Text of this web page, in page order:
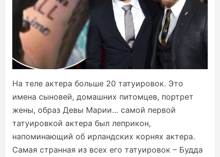
На теле актера больше 20 татуировок. Это
имена сыновей, домашних питомцев, портрет
жены, образ Девы Марии… самой первой
татуировкой актера был леприкон,
напоминающий об ирландских корнях актера.
Самая странная из всех его татуировок – Будда